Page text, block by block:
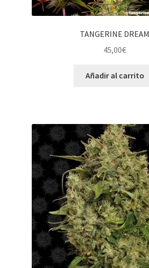
TANGERINE DREAM
45,00€
Añadir al carrito